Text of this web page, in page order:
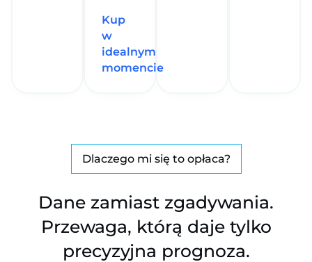
Kup
w
idealnym
momencie
Dlaczego mi się to opłaca?
Dane zamiast zgadywania.
Przewaga, którą daje tylko
precyzyjna prognoza.